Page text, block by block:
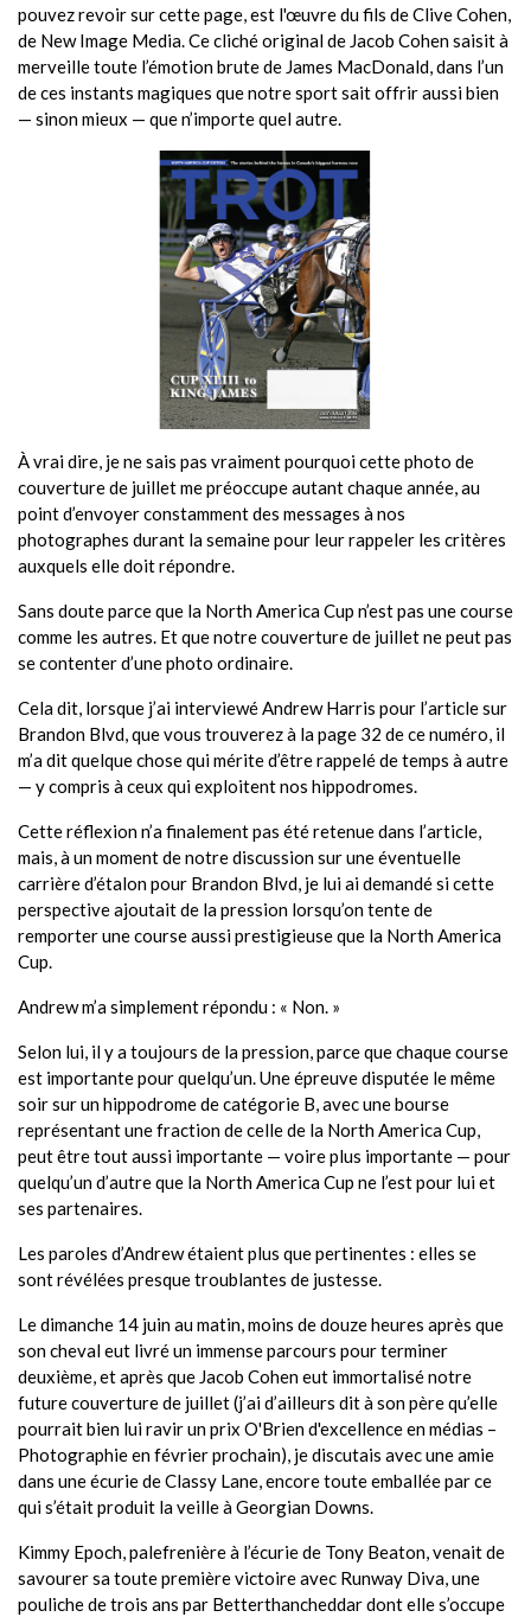
pouvez revoir sur cette page, est l'œuvre du fils de Clive Cohen,
de New Image Media. Ce cliché original de Jacob Cohen saisit à
merveille toute l’émotion brute de James MacDonald, dans l’un
de ces instants magiques que notre sport sait offrir aussi bien
— sinon mieux — que n’importe quel autre.
À vrai dire, je ne sais pas vraiment pourquoi cette photo de
couverture de juillet me préoccupe autant chaque année, au
point d’envoyer constamment des messages à nos
photographes durant la semaine pour leur rappeler les critères
auxquels elle doit répondre.
Sans doute parce que la North America Cup n’est pas une course
comme les autres. Et que notre couverture de juillet ne peut pas
se contenter d’une photo ordinaire.
Cela dit, lorsque j’ai interviewé Andrew Harris pour l’article sur
Brandon Blvd, que vous trouverez à la page 32 de ce numéro, il
m’a dit quelque chose qui mérite d’être rappelé de temps à autre
— y compris à ceux qui exploitent nos hippodromes.
Cette réflexion n’a finalement pas été retenue dans l’article,
mais, à un moment de notre discussion sur une éventuelle
carrière d’étalon pour Brandon Blvd, je lui ai demandé si cette
perspective ajoutait de la pression lorsqu’on tente de
remporter une course aussi prestigieuse que la North America
Cup.
Andrew m’a simplement répondu : « Non. »
Selon lui, il y a toujours de la pression, parce que chaque course
est importante pour quelqu’un. Une épreuve disputée le même
soir sur un hippodrome de catégorie B, avec une bourse
représentant une fraction de celle de la North America Cup,
peut être tout aussi importante — voire plus importante — pour
quelqu’un d’autre que la North America Cup ne l’est pour lui et
ses partenaires.
Les paroles d’Andrew étaient plus que pertinentes : elles se
sont révélées presque troublantes de justesse.
Le dimanche 14 juin au matin, moins de douze heures après que
son cheval eut livré un immense parcours pour terminer
deuxième, et après que Jacob Cohen eut immortalisé notre
future couverture de juillet (j’ai d’ailleurs dit à son père qu’elle
pourrait bien lui ravir un prix O'Brien d'excellence en médias –
Photographie en février prochain), je discutais avec une amie
dans une écurie de Classy Lane, encore toute emballée par ce
qui s’était produit la veille à Georgian Downs.
Kimmy Epoch, palefrenière à l’écurie de Tony Beaton, venait de
savourer sa toute première victoire avec Runway Diva, une
pouliche de trois ans par Betterthancheddar dont elle s’occupe